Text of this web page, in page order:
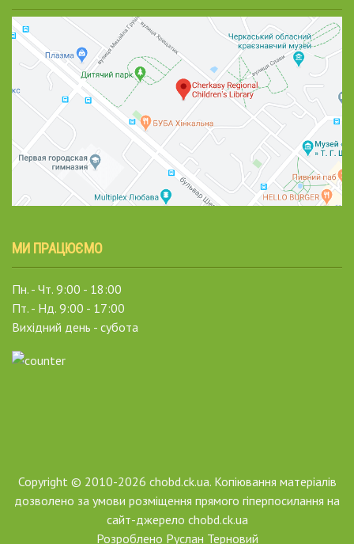
МИ ПРАЦЮЄМО
Пн. - Чт. 9:00 - 18:00
Пт. - Нд. 9:00 - 17:00
Вихідний день - субота
Copyright © 2010-2026 chobd.ck.ua. Копіювання матеріалів
дозволено за умови розміщення прямого гіперпосилання на
сайт-джерело chobd.ck.ua
Розроблено Руслан Терновий